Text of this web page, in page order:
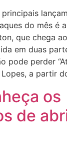
do mês é
que chega
em duas
pode perder
a partir
os
de